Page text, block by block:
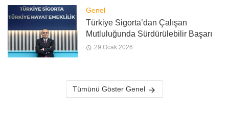
Genel
Türkiye Sigorta’dan Çalışan
Mutluluğunda Sürdürülebilir Başarı
29 Ocak 2026
Tümünü Göster Genel